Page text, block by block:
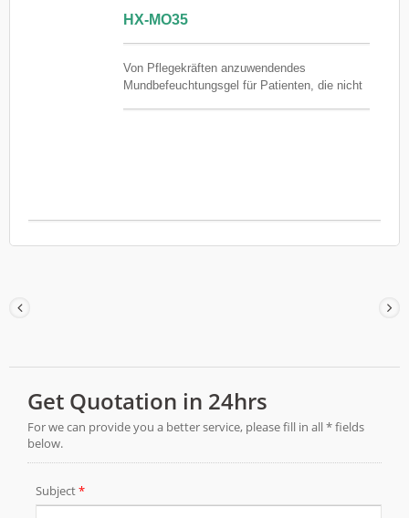
HX-MO35
Von Pflegekräften anzuwendendes
Mundbefeuchtungsgel für Patienten, die nicht
und der häuslichen Krankenpflege entwickelt.